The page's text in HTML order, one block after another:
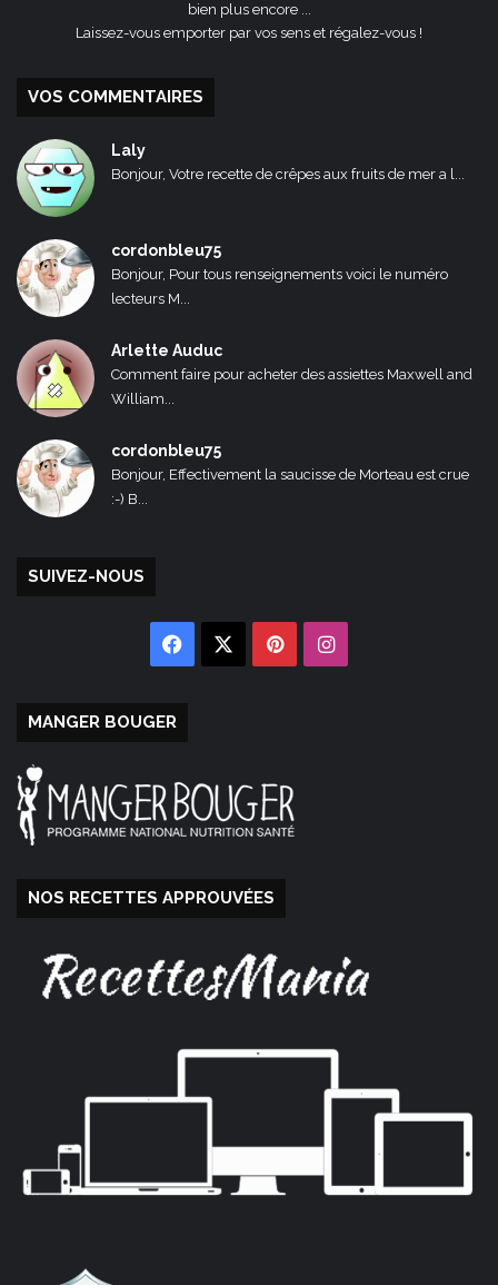
bien plus encore ...
Laissez-vous emporter par vos sens et régalez-vous !
VOS COMMENTAIRES
Laly
Bonjour, Votre recette de crêpes aux fruits de mer a l...
cordonbleu75
Bonjour, Pour tous renseignements voici le numéro
lecteurs M...
Arlette Auduc
Comment faire pour acheter des assiettes Maxwell and
William...
cordonbleu75
Bonjour, Effectivement la saucisse de Morteau est crue
:-) B...
SUIVEZ-NOUS
Facebook PinterestInstagram
MANGER BOUGER
NOS RECETTES APPROUVÉES